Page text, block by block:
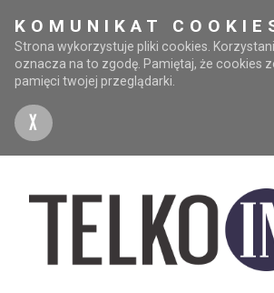
KOMUNIKAT
Strona wykorzystuje pliki cookies.
oznacza na to zgodę. Pamiętaj, że cookies
pamięci twojej przeglądarki.
X